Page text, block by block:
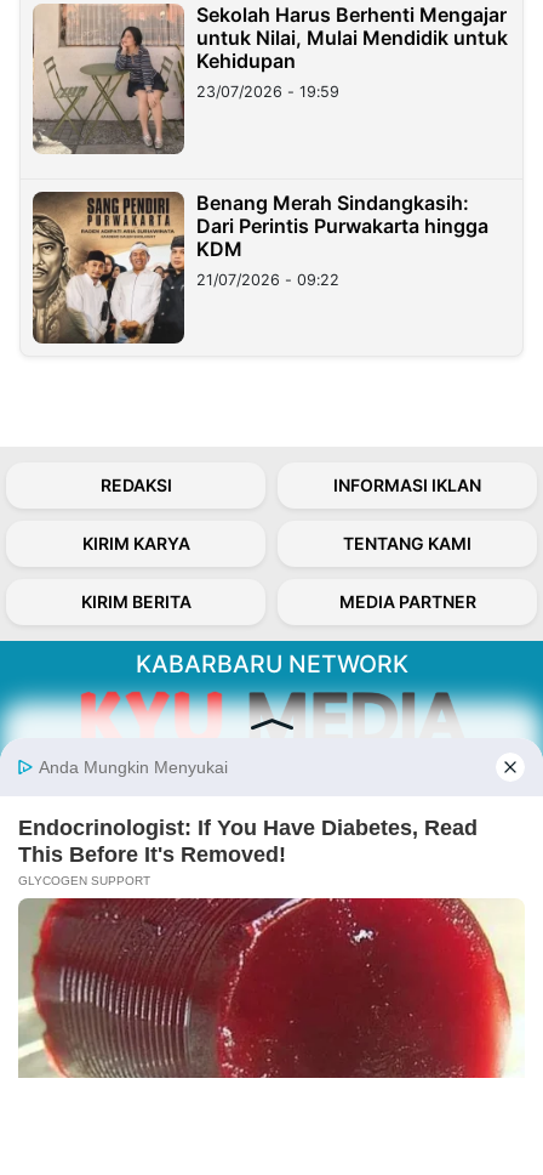
Sekolah Harus Berhenti Mengajar
untuk Nilai, Mulai Mendidik untuk
Kehidupan
23/07/2026 - 19:59
Benang Merah Sindangkasih:
Dari Perintis Purwakarta hingga
KDM
21/07/2026 - 09:22
REDAKSI INFORMASI IKLAN
KIRIM KARYA TENTANG KAMI
KIRIM BERITA MEDIA PARTNER
KABARBARU NETWORK
Kabarbaru.co menyajikan berita aktual dan
Follow Kabarbaru